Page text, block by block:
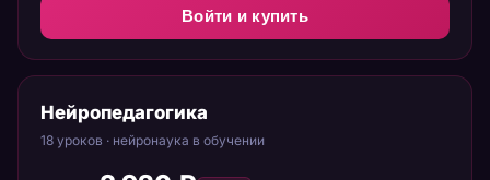
Войти и купить
Нейропедагогика
18 уроков · нейронаука в обучении